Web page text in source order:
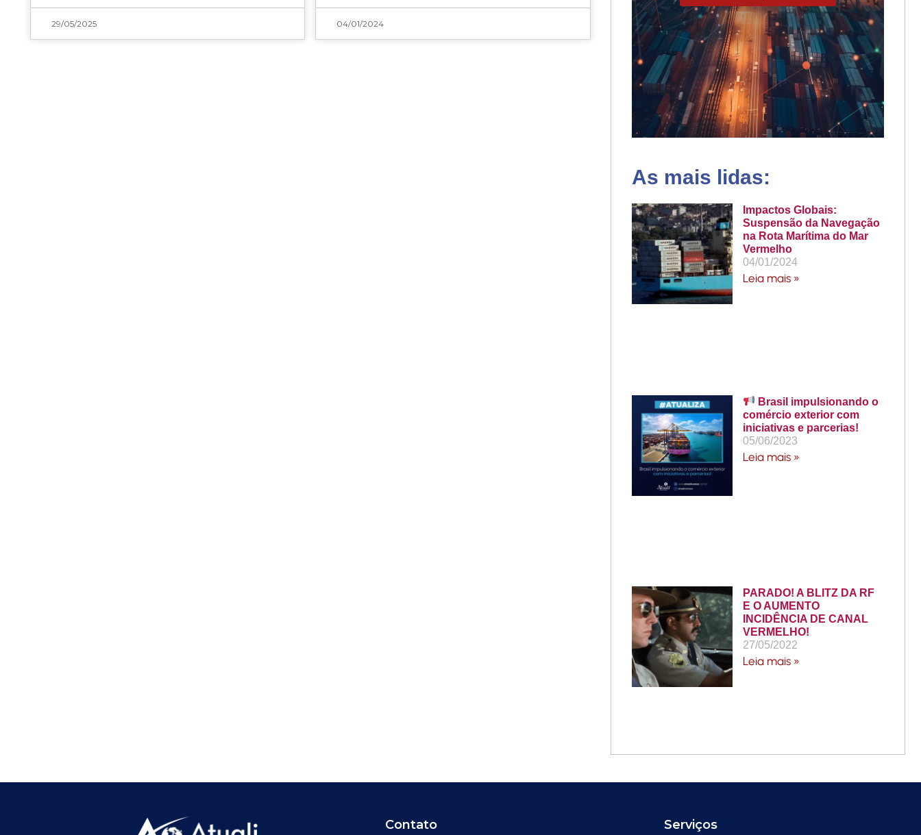
29/05/2025 04/01/2024
As mais lidas:
Impactos Globais:
Suspensão da Navegação
na Rota Marítima do Mar
Vermelho
04/01/2024
Leia mais »
Brasil impulsionando o
comércio exterior com
iniciativas e parcerias!
05/06/2023
Leia mais »
PARADO! A BLITZ DA RF
E O AUMENTO
INCIDÊNCIA DE CANAL
VERMELHO!
27/05/2022
Leia mais »
Contato Serviços